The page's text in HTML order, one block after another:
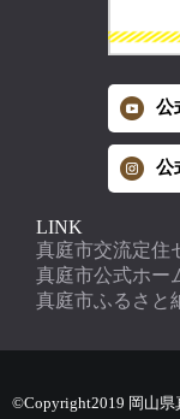
公
公
LINK
真庭市交流定住
真庭市公式ホー
真庭市ふるさと
©Copyright2019 岡山県